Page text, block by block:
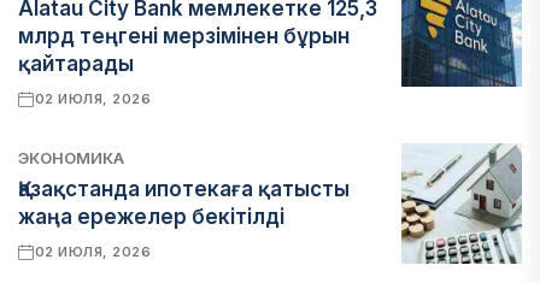
Alatau City Bank мемлекетке 125,3
млрд теңгені мерзімінен бұрын
қайтарады
02 ИЮЛЯ, 2026
ЭКОНОМИКА
Қазақстанда ипотекаға қатысты
жаңа ережелер бекітілді
02 ИЮЛЯ, 2026